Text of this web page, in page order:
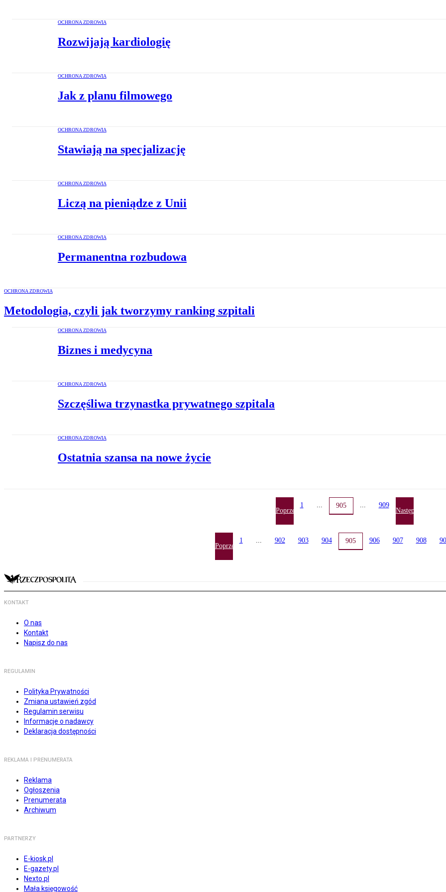
OCHRONA ZDROWIA
Rozwijają kardiologię
OCHRONA ZDROWIA
Jak z planu filmowego
OCHRONA ZDROWIA
Stawiają na specjalizację
OCHRONA ZDROWIA
Liczą na pieniądze z Unii
OCHRONA ZDROWIA
Permanentna rozbudowa
OCHRONA ZDROWIA
Metodologia, czyli jak tworzymy ranking szpitali
OCHRONA ZDROWIA
Biznes i medycyna
OCHRONA ZDROWIA
Szczęśliwa trzynastka prywatnego szpitala
OCHRONA ZDROWIA
Ostatnia szansa na nowe życie
Poprzednia
1 905 909
Następna
Poprzednia
1 902 903 904 905 906 907 908
KONTAKT
O nas
Kontakt
Napisz do nas
REGULAMIN
Polityka Prywatności
Zmiana ustawień zgód
Regulamin serwisu
Informacje o nadawcy
Deklaracja dostępności
REKLAMA I PRENUMERATA
Reklama
Ogłoszenia
Prenumerata
Archiwum
PARTNERZY
E-kiosk.pl
E-gazety.pl
Nexto.pl
Mała księgowość